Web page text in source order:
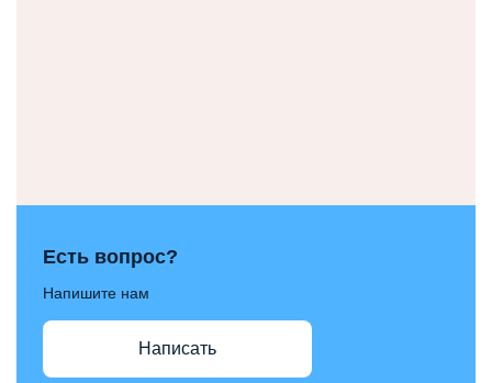
Есть вопрос?
Напишите нам
Написать